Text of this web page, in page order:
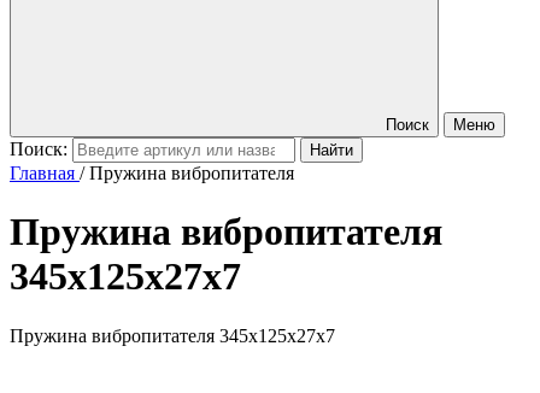
Поиск Меню
Поиск:
Главная /Пружина вибропитателя
Пружина вибропитателя
345х125х27х7
Пружина вибропитателя 345х125х27х7